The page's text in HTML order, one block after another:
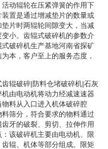
动辊轮在压紧弹簧的作用下
置是通过增减垫片的数量或
片时两辊轮间隙变大，当减
小。齿辊式破碎机的参数介
破碎机生产基地河南省探矿
本，客户至上的服务态度，
辊破碎|防料仓堵破碎机|石灰
由电动机将动力经减速速器
料从入口进入机体破碎腔
筛分，符合要求的物料通过
牙的破裂、剪切、拉伸作用
该破碎机主要由电动机、限
辊、机体等部分组成。限矩